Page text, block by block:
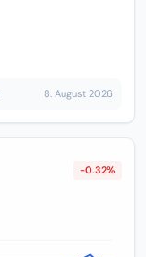
8. August 2026
-0.32%